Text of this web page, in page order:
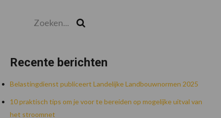
Recente berichten
Belastingdienst publiceert Landelijke Landbouwnormen 2025
10 praktisch tips om je voor te bereiden op mogelijke uitval van
het stroomnet